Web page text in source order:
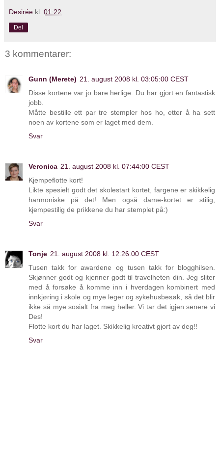
Desirée kl. 01:22
Del
3 kommentarer:
Gunn (Merete) 21. august 2008 kl. 03:05:00 CEST
Disse kortene var jo bare herlige. Du har gjort en fantastisk
jobb.
Måtte bestille ett par tre stempler hos ho, etter å ha sett
noen av kortene som er laget med dem.
Svar
Veronica 21. august 2008 kl. 07:44:00 CEST
Kjempeflotte kort!
Likte spesielt godt det skolestart kortet, fargene er skikkelig
harmoniske på det! Men også dame-kortet er stilig,
kjempestilig de prikkene du har stemplet på:)
Svar
Tonje 21. august 2008 kl. 12:26:00 CEST
Tusen takk for awardene og tusen takk for blogghilsen.
Skjønner godt og kjenner godt til travelheten din. Jeg sliter
med å forsøke å komme inn i hverdagen kombinert med
innkjøring i skole og mye leger og sykehusbesøk, så det blir
ikke så mye sosialt fra meg heller. Vi tar det igjen senere vi
Des!
Flotte kort du har laget. Skikkelig kreativt gjort av deg!!
Svar